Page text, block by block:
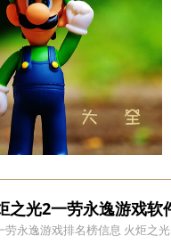
之光2一劳永逸游戏软
劳永逸游戏排名榜信息 火炬之